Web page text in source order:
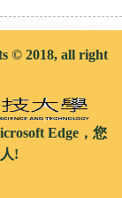
© 2018, all right
Edge，您
!